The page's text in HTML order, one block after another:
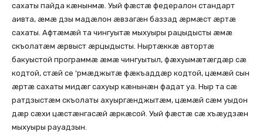
сахаты пайда кæнынмæ. Уый фæстæ федералон стандарт
аивта, æмæ дзы мадæлон æвзагæн баззад æрмæст æртæ
сахаты. Афтæмæй та чингуытæ мыхуыры рацыдысты æмæ
скъолатæм æрвыст æрцыдысты. Ныртæккæ автортæ
бакуыстой программæ æмæ чингуытыл, фæхуымæтæгдæр сæ
кодтой, стæй се ‘рмæджытæ фæкъаддæр кодтой, цæмæй сын
æртæ сахаты мидæг сахуыр кæнынæн фадат уа. Ныр та сæ
ратдзыстæм скъолаты ахуыргæнджытæм, цæмæй сæм уыдон
дæр сæхи цæстæнгасæй æркæсой. Уый фæстæ сæ хъæудзæн
мыхуыры рауадзын.